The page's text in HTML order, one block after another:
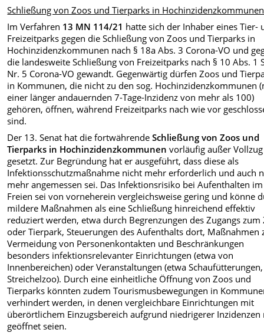
Schließung von Zoos und Tierparks in Hochinzidenzkommunen
Im Verfahren 13 MN 114/21 hatte sich der Inhaber eines Tier-
Freizeitparks gegen die Schließung von Zoos und Tierparks in
Hochinzidenzkommunen nach § 18a Abs. 3 Corona-VO und
die landesweite Schließung von Freizeitparks nach § 10 Abs. 1
Nr. 5 Corona-VO gewandt. Gegenwärtig dürfen Zoos und
in Kommunen, die nicht zu den sog. Hochinzidenzkommunen
einer länger andauernden 7-Tage-Inzidenz von mehr als 100)
gehören, öffnen, während Freizeitparks nach wie vor
sind.
Der 13. Senat hat die fortwährendeSchließung von Zoos und
Tierparks in Hochinzidenzkommunen vorläufig außer Vollzug
gesetzt. Zur Begründung hat er ausgeführt, dass diese als
Infektionsschutzmaßnahme nicht mehr erforderlich und auch
mehr angemessen sei. Das Infektionsrisiko bei Aufenthalten im
Freien sei von vorneherein vergleichsweise gering und könne
mildere Maßnahmen als eine Schließung hinreichend effektiv
reduziert werden, etwa durch Begrenzungen des Zugangs zum
oder Tierpark, Steuerungen des Aufenthalts dort, Maßnahmen
Vermeidung von Personenkontakten und Beschränkungen
besonders infektionsrelevanter Einrichtungen (etwa von
Innenbereichen) oder Veranstaltungen (etwa Schaufütterungen,
Streichelzoo). Durch eine einheitliche Öffnung von Zoos und
Tierparks könnten zudem Tourismusbewegungen in
verhindert werden, in denen vergleichbare Einrichtungen mit
überörtlichem Einzugsbereich aufgrund niedrigerer Inzidenzen
geöffnet seien.